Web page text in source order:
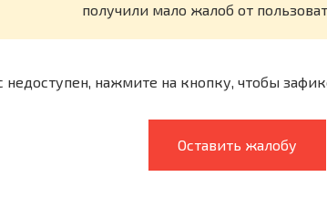
получили мало жалоб от
недоступен, нажмите на кнопку, чтобы
Оставить жалобу